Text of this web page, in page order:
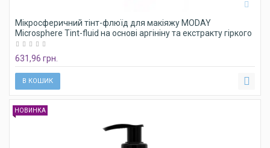
Мікросферичний тінт-флюїд для макіяжу MODAY
Microsphere Tint-fluid на основі аргініну та екстракту гіркого
апельсину № 033,
631,96 грн.
В КОШИК
НОВИНКА